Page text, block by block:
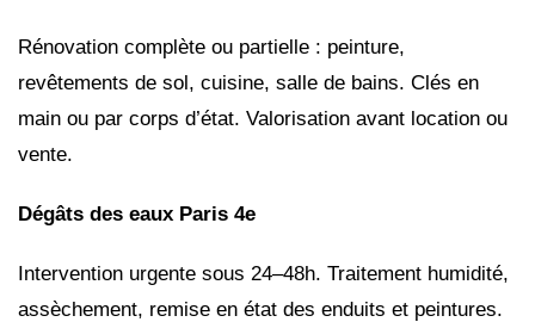
Rénovation complète ou partielle : peinture,
revêtements de sol, cuisine, salle de bains. Clés en
main ou par corps d’état. Valorisation avant location ou
vente.
Dégâts des eaux Paris 4e
Intervention urgente sous 24–48h. Traitement humidité,
assèchement, remise en état des enduits et peintures.